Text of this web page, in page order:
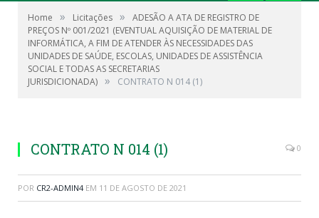
Home » Licitações »
ADESÃO A ATA DE REGISTRO DE
PREÇOS Nº 001/2021 (EVENTUAL AQUISIÇÃO DE MATERIAL DE
INFORMÁTICA, A FIM DE ATENDER ÀS NECESSIDADES DAS
UNIDADES DE SAÚDE, ESCOLAS, UNIDADES DE ASSISTÊNCIA
SOCIAL E TODAS AS SECRETARIAS
JURISDICIONADA) » CONTRATO N 014 (1)
CONTRATO N 014 (1) 0
POR CR2-ADMIN4 EM 11 DE AGOSTO DE 2021